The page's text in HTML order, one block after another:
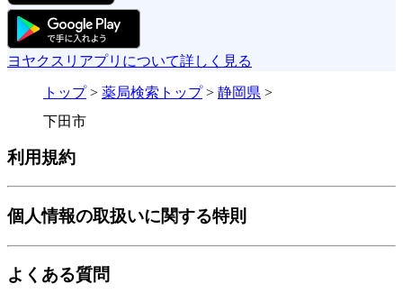
ヨヤクスリアプリについて詳しく見る
トップ> 薬局検索トップ> 静岡県 >
下田市
利用規約
個人情報の取扱いに関する特則
よくある質問